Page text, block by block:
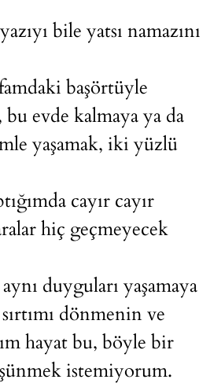
bile yatsı namazını
başörtüyle
evde kalmaya ya da
yaşamak, iki yüzlü
cayır cayır
hiç geçmeyecek
duyguları yaşamaya
dönmenin ve
hayat bu, böyle bir
istemiyorum.